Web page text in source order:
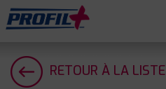
RETOUR À LA LISTE